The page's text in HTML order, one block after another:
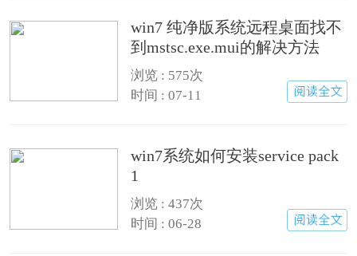
win7 纯净版系统远程桌面找不
到mstsc.exe.mui的解决方法
浏览 : 575次
时间 : 07-11
win7系统如何安装service pack
1
浏览 : 437次
时间 : 06-28